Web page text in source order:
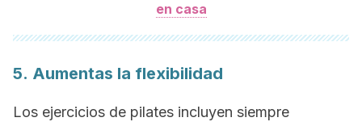
en casa
5. Aumentas la flexibilidad
Los ejercicios de pilates incluyen siempre